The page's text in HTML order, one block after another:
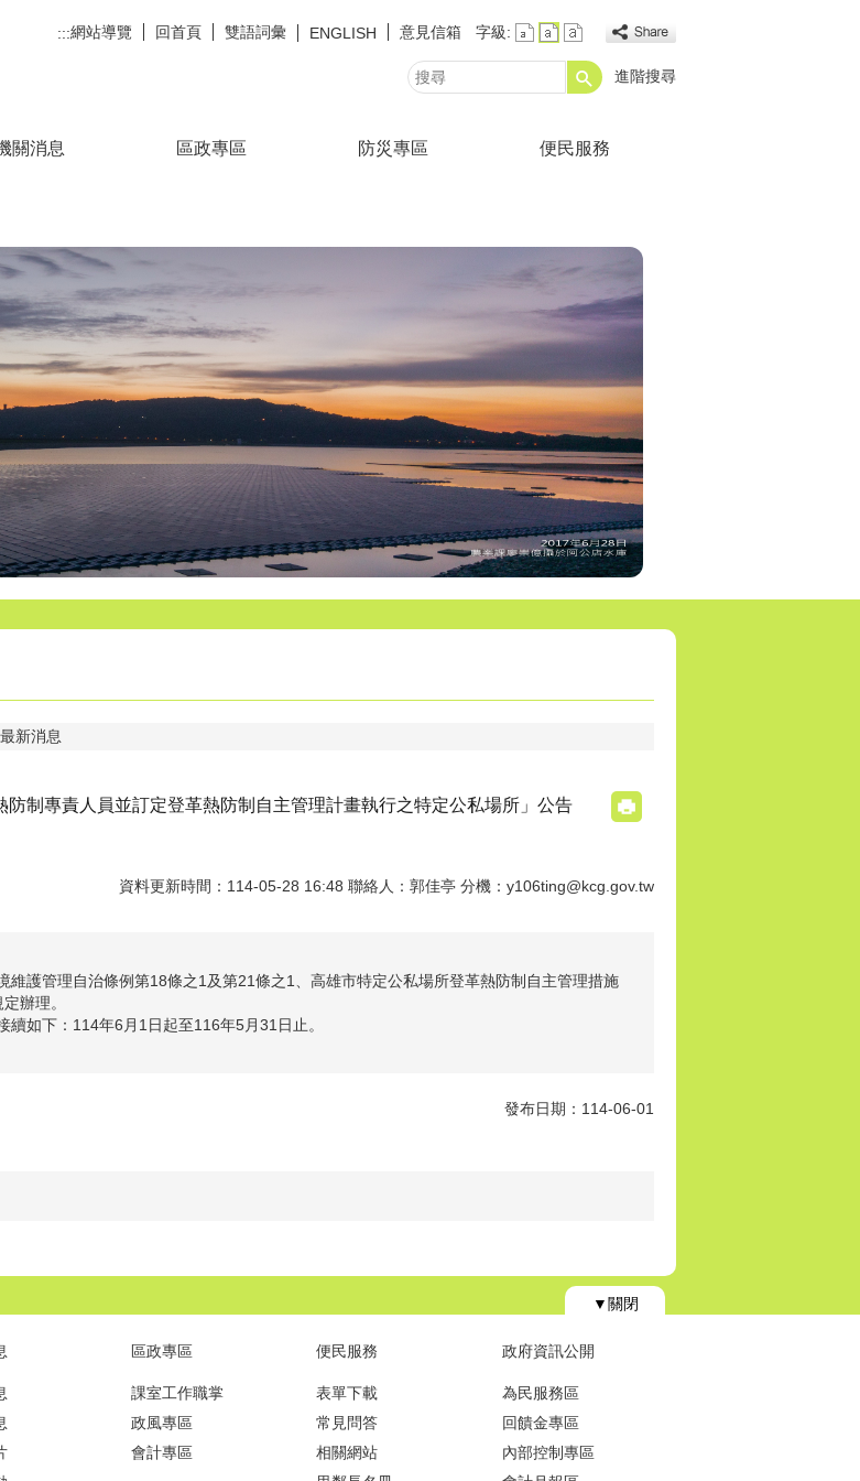
:::網站導覽 回首頁 雙語詞彙 ENGLISH 意見信箱 字級:
搜
進階搜尋
關消息 區政專區 防災專區 便民服務
最新消息
防制專責人員並訂定登革熱防制自主管理計畫執行之特定公私場所」公告
資料更新時間：114-05-28 16:48 聯絡人：郭佳亭 分機：y106ting@kcg.gov.tw
維護管理自治條例第18條之1及第21條之1、高雄市特定公私場所登革熱防制自主管理措施
辦理。
續如下：114年6月1日起至116年5月31日止。
發布日期：114-06-01
▼關閉
區政專區
課室工作職掌
政風專區
會計專區
便民服務
表單下載
常見問答
相關網站
政府資訊公開
為民服務區
回饋金專區
內部控制專區